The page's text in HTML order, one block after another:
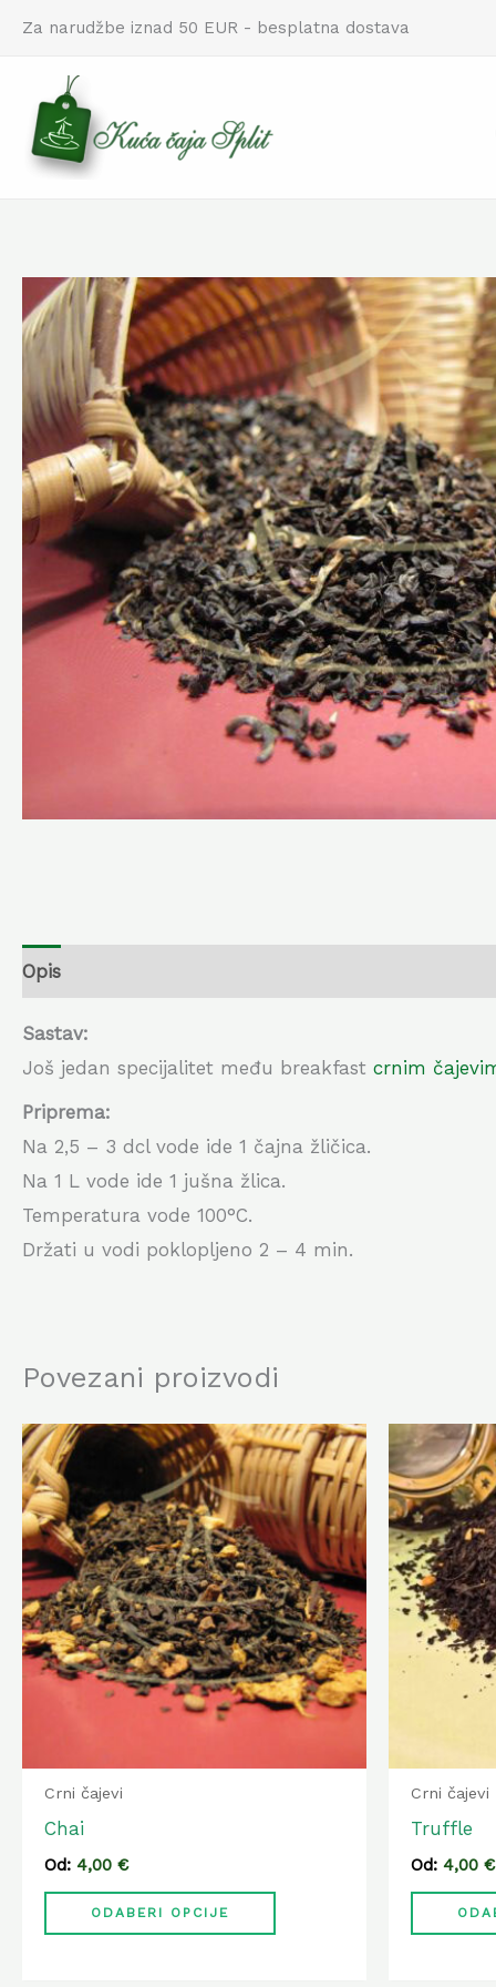
content
Za narudžbe iznad 50 EUR - besplatna dostava
Opis
Sastav:
Još jedan specijalitet među breakfast crnim
Priprema:
Na 2,5 – 3 dcl vode ide 1 čajna žličica.
Na 1 L vode ide 1 jušna žlica.
Temperatura vode 100°C.
Držati u vodi poklopljeno 2 – 4 min.
Povezani proizvodi
Crni čajevi
Chai
Od: 4,00 €
ODABERI OPCIJE
Ovaj
proizvod
ima
više
varijanti.
Opcije
se
mogu
odabrati
Crni čajevi
Truffle
Od: 4,00 €